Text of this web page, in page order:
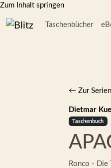
Zum Inhalt springen
Taschenbücher
← Zur
Dietmar
Taschenbuch
Ronco - Die